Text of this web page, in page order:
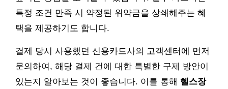
특정 조건 만족 시 약정된 위약금을 상쇄해주는 혜
택을 제공하기도 합니다.
결제 당시 사용했던 신용카드사의 고객센터에 먼저
문의하여, 해당 결제 건에 대한 특별한 구제 방안이
있는지 알아보는 것이 좋습니다. 이를 통해 헬스장